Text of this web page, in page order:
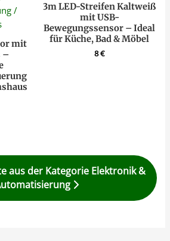
mit
–
3m LED-Streifen Kaltweiß
mit USB-
Bewegungssensor – Ideal
für Küche, Bad & Möbel
8€
aus der Kategorie Elektronik &